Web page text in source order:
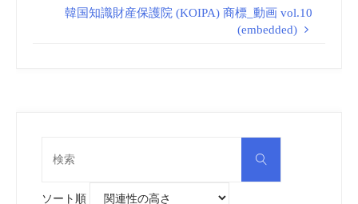
韓国知識財産保護院 (KOIPA) 商標_動画 vol.10
(embedded)
検
ソート順